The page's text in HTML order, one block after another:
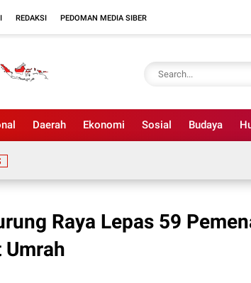
REDAKSI PEDOMAN MEDIA SIBER
Daerah Ekonomi Sosial Budaya
Raya Lepas 59
Umrah